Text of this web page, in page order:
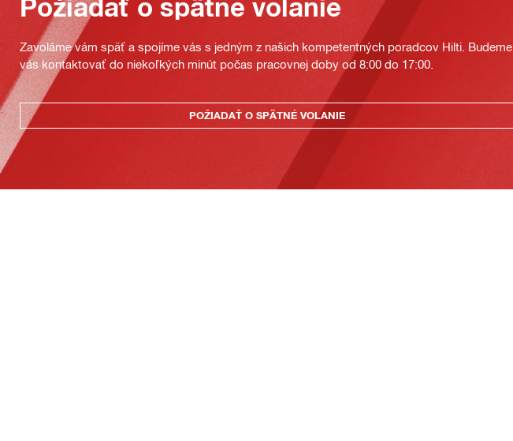
Požiadať o spätné volanie
Zavoláme vám späť a spojíme vás s jedným z našich kompetentných poradcov Hilti. Budeme
vás kontaktovať do niekoľkých minút počas pracovnej doby od 8:00 do 17:00.
POŽIADAŤ O SPÄTNÉ VOLANIE